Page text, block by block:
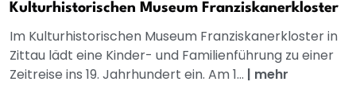
Kulturhistorischen Museum Franziskanerkloster
Im Kulturhistorischen Museum Franziskanerkloster in
Zittau lädt eine Kinder- und Familienführung zu einer
Zeitreise ins 19. Jahrhundert ein. Am 1... | mehr